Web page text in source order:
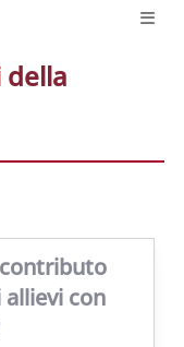
contributo
con